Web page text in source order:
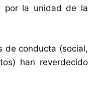
por la unidad de la
de conducta (social,
han reverdecido